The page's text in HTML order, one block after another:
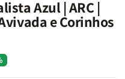
Azul | ARC |
e Corinhos